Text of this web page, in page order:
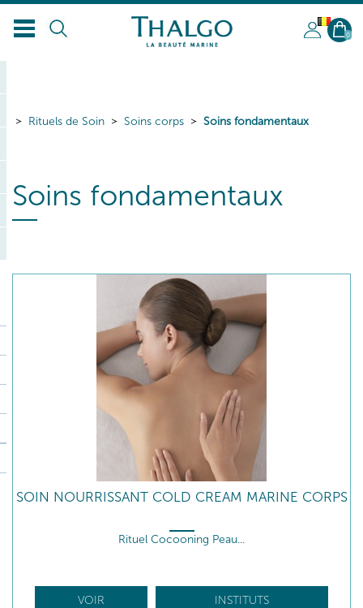
BL
0
Rituels de Soin Soins corps Soins fondamentaux
Soins fondamentaux
SOIN NOURRISSANT COLD CREAM MARINE CORPS
Rituel Cocooning Peau...
VOIR INSTITUTS